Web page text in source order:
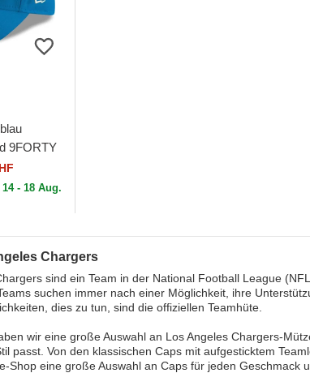
9FORTY
Angeles
New Era
14 - 18 Aug.
Chargers
sind ein Team in der National Football League
suchen immer nach einer Möglichkeit, ihre
dies zu tun, sind die offiziellen Teamhüte.
wir eine große Auswahl an Los Angeles Chargers-
passt. Von den klassischen Caps mit aufgesticktem
Shop eine große Auswahl an Caps für jeden Geschmack